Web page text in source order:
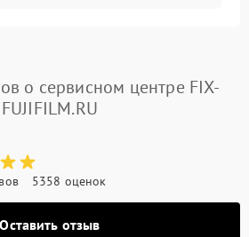
о сервисном центре FIX-
FUJIFILM.RU
5358 оценок
Оставить отзыв